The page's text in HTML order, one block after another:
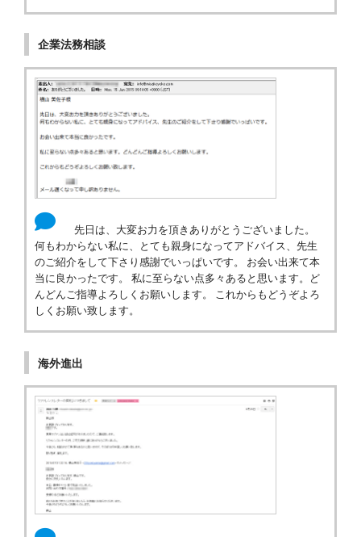
企業法務相談
先日は、大変お力を頂きありがとうございました。
何もわからない私に、とても親身になってアドバイス、先生
のご紹介をして下さり感謝でいっぱいです。 お会い出来て本
当に良かったです。 私に至らない点多々あると思います。ど
んどんご指導よろしくお願いします。 これからもどうぞよろ
しくお願い致します。
海外進出